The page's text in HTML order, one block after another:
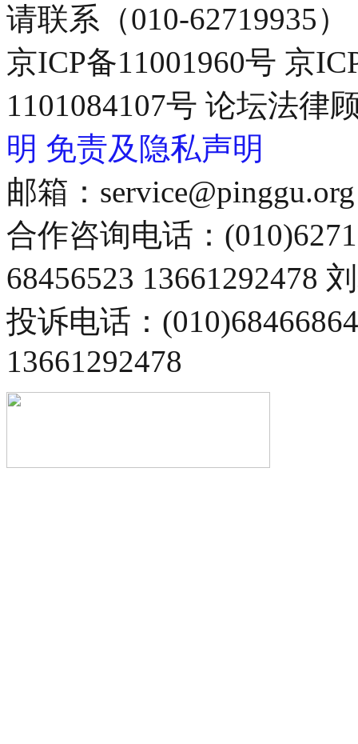
请联系（010-62719935）
京ICP备11001960号 京
1101084107号 论坛法律
明 免责及隐私声明
邮箱：service@pinggu.org
合作咨询电话：
68456523 13661292478
投诉电话：
13661292478